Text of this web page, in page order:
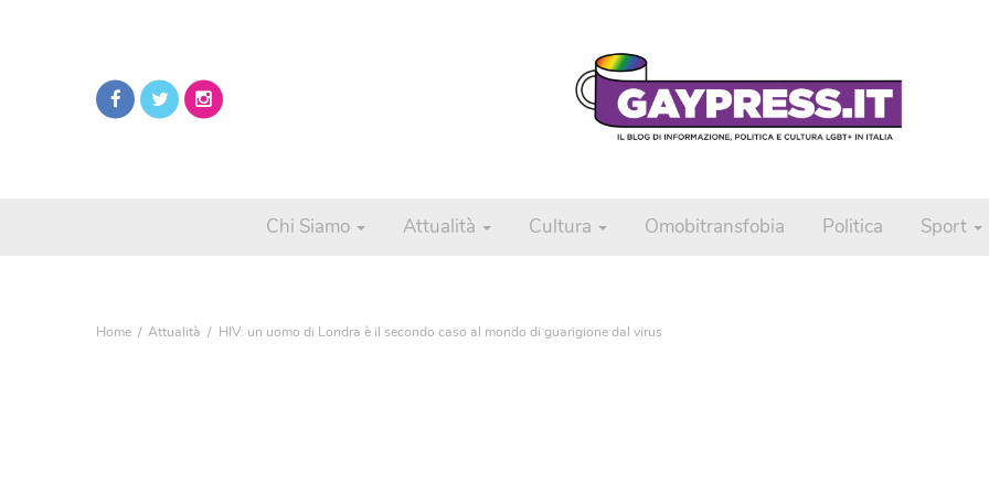
Chi Siamo Attualità Cultura Omobitransfobia Politica Sport
Home Attualità HIV: un uomo di Londra è il secondo caso al mondo di guarigione dal virus